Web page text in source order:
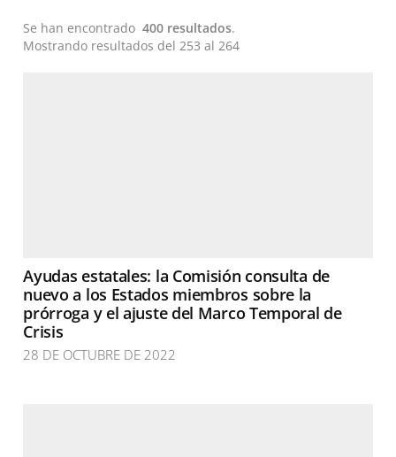
Se han encontrado400 resultados.
Mostrando resultados del 253 al 264
Ayudas estatales: la Comisión consulta de
nuevo a los Estados miembros sobre la
prórroga y el ajuste del Marco Temporal de
Crisis
28 DE OCTUBRE DE 2022